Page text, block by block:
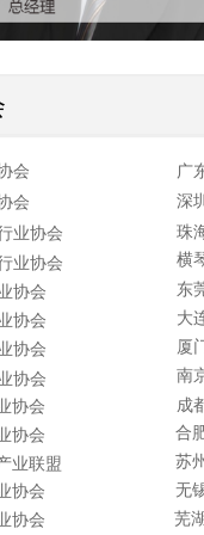
会
会
业协会
业协会
协会
协会
协会
协会
协会
协会
业联盟
协会
合
苏
无
协会
广
深
珠
东
大
厦
南
成
横
芜